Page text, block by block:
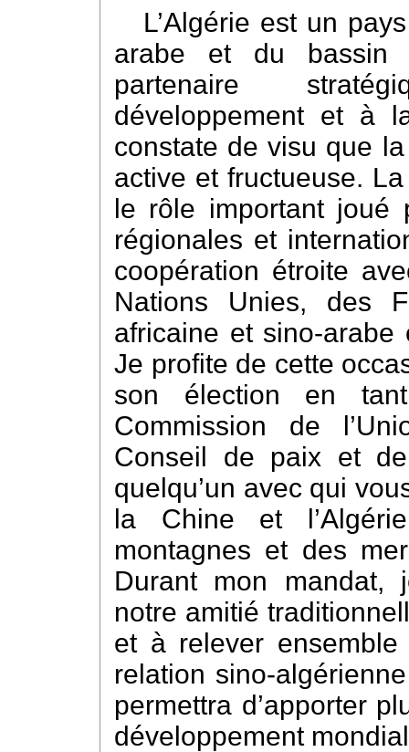
L’Algérie est un
arabe et du bassin
partenaire
développement et à
constate de visu que
active et fructueuse.
le rôle important joué
régionales et
coopération étroite
Nations Unies, des
africaine et sino-arabe
Je profite de cette
son élection en
Commission de
Conseil de paix et
quelqu’un avec qui
la Chine et
montagnes et des
Durant mon mandat,
notre amitié
et à relever
relation sino-
permettra d’apporter
développement